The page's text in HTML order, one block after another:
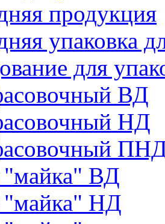
продукция
упаковка
для
ВД
НД
"майка" ВД
"майка" НД